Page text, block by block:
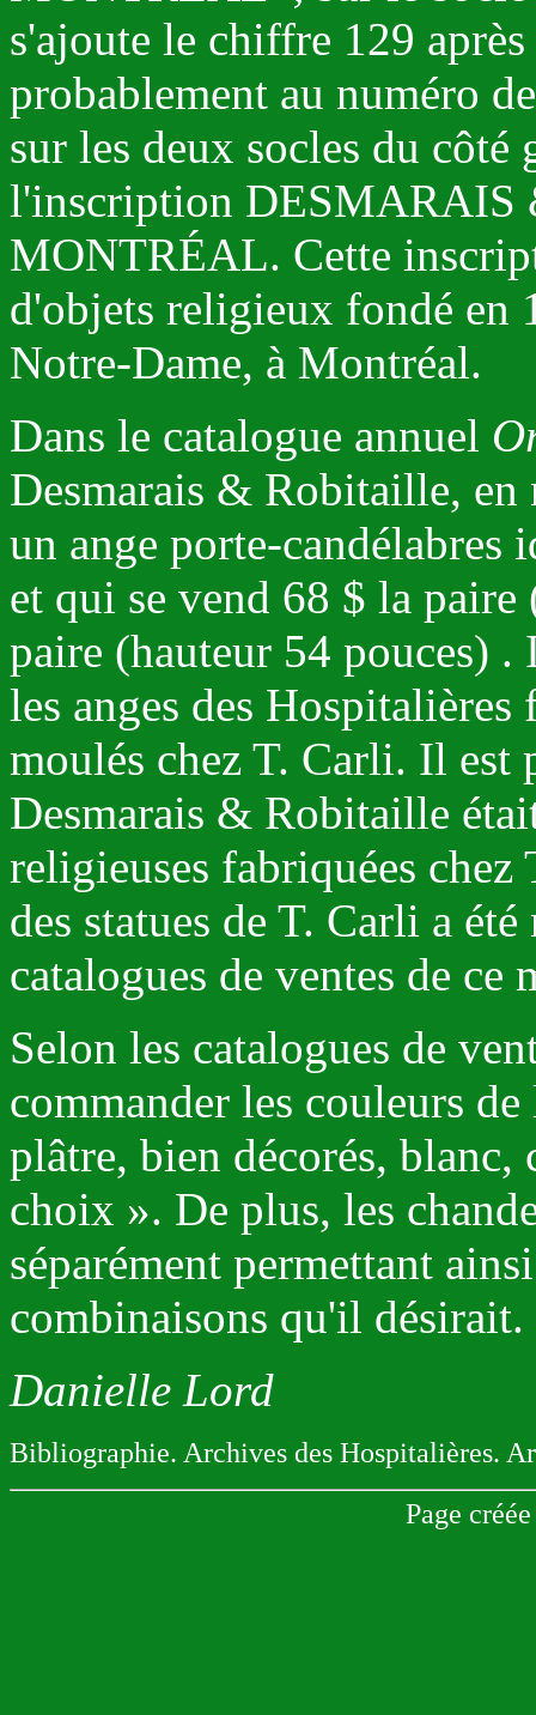
s'ajoute le chiffre 129
probablement au numéro
sur les deux socles du
l'inscription
MONTRÉAL. Cette
d'objets religieux fondé en
Notre-Dame, à Montréal.
Dans le catalogue annuel
Desmarais & Robitaille, en
un ange porte-candélabres
et qui se vend 68 $ la
paire (hauteur 54 pouces)
les anges des
moulés chez T. Carli. Il est
Desmarais & Robitaille
religieuses fabriquées
des statues de T. Carli a
catalogues de ventes de ce
Selon les catalogues de
commander les couleurs
plâtre, bien décorés, blanc,
choix ». De plus, les
séparément permettant
combinaisons qu'il désirait.
Danielle Lord
Bibliographie. Archives des Hospitalières.
Page